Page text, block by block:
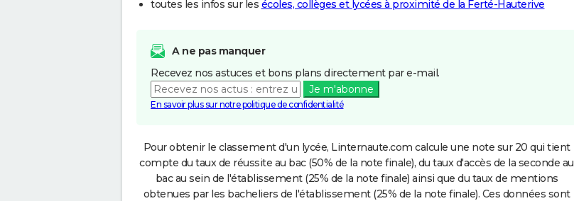
toutes les infos sur les écoles, collèges et lycées à proximité de la Ferté-Hauterive
A ne pas manquer
Recevez nos astuces et bons plans directement par e-mail.
Je m'abonne
En savoir plus sur notre politique de confidentialité
Pour obtenir le classement d'un lycée, Linternaute.com calcule une note sur 20 qui tient
compte du taux de réussite au bac (50% de la note finale), du taux d'accès de la seconde au
bac au sein de l'établissement (25% de la note finale) ainsi que du taux de mentions
obtenues par les bacheliers de l'établissement (25% de la note finale). Ces données sont